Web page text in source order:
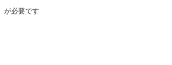
が必要です